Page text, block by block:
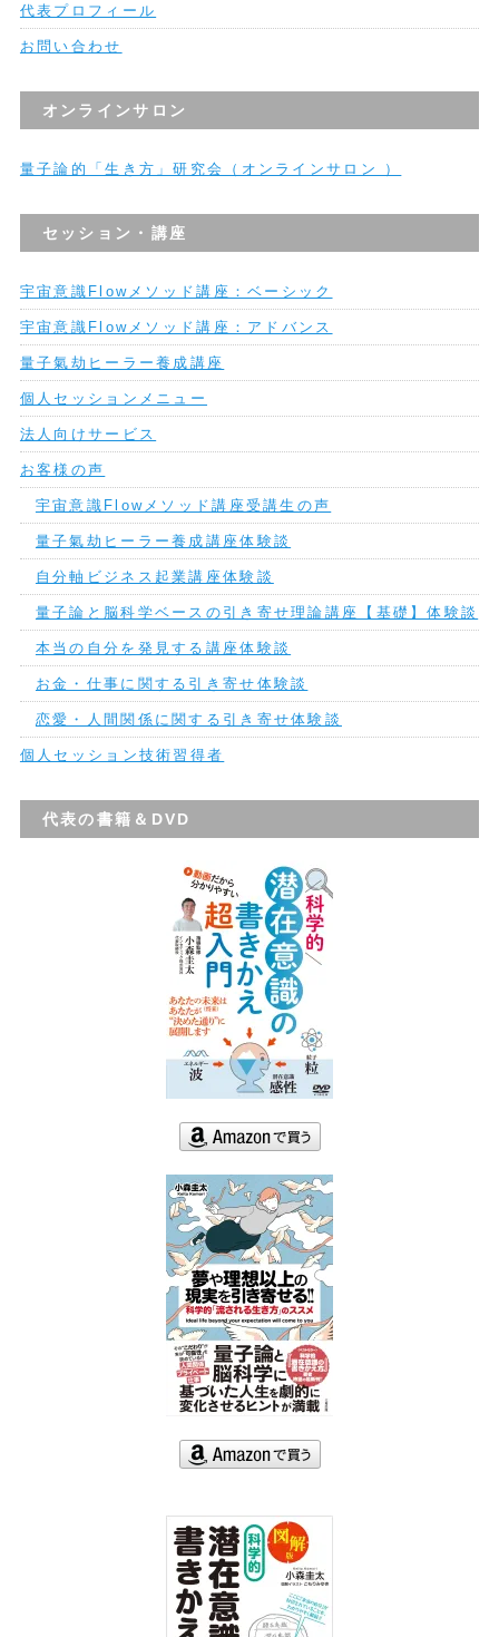
代表プロフィール
お問い合わせ
オンラインサロン
量子論的「生き方」研究会（オンラインサロン ）
セッション・講座
宇宙意識Flowメソッド講座：ベーシック
宇宙意識Flowメソッド講座：アドバンス
量子氣劫ヒーラー養成講座
個人セッションメニュー
法人向けサービス
お客様の声
宇宙意識Flowメソッド講座受講生の声
量子氣劫ヒーラー養成講座体験談
自分軸ビジネス起業講座体験談
量子論と脳科学ベースの引き寄せ理論講座【基礎】体験談
本当の自分を発見する講座体験談
お金・仕事に関する引き寄せ体験談
恋愛・人間関係に関する引き寄せ体験談
個人セッション技術習得者
代表の書籍＆DVD